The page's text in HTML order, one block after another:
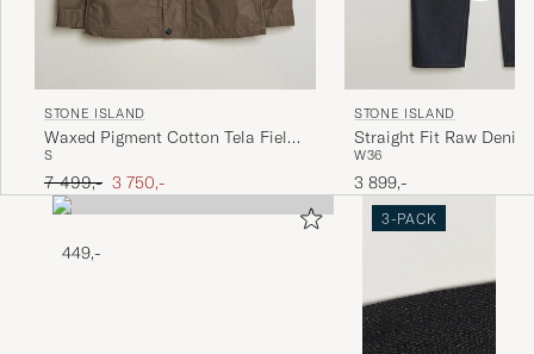
STONE ISLAND
Waxed Pigment Cotton Tela Field
Jacket Umber
S
Ordinary pris
7 499,- Nedsat pris
3 750,-
STONE ISLAND
Straight Fit Raw Denim
W36
3 899,-
449,-
3-PACK